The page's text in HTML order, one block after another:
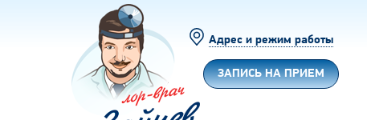
Адрес и режим работы
ЗАПИСЬ НА ПРИЕМ